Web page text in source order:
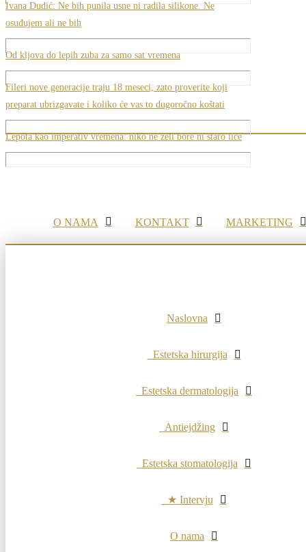
Ivana Dudić: Ne bih punila usne ni radila silikone. Ne
osuđujem ali ne bih
Od kljova do lepih zuba za samo sat vremena
Fileri nove generacije traju 18 meseci, zato proverite koji
preparat ubrizgavate i koliko će vas to dugoročno koštati
Lepota kao imperativ vremena: niko ne želi bore ni staro lice
O NAMA KONTAKT MARKETING
Naslovna
Estetska hirurgija
Estetska dermatologija
Antiejdžing
Estetska stomatologija
★ Intervju
O nama